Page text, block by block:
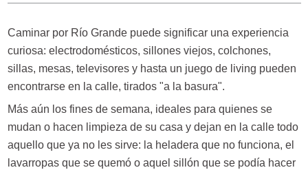
Caminar por Río Grande puede significar una experiencia
curiosa: electrodomésticos, sillones viejos, colchones,
sillas, mesas, televisores y hasta un juego de living pueden
encontrarse en la calle, tirados "a la basura".
Más aún los fines de semana, ideales para quienes se
mudan o hacen limpieza de su casa y dejan en la calle todo
aquello que ya no les sirve: la heladera que no funciona, el
lavarropas que se quemó o aquel sillón que se podía hacer